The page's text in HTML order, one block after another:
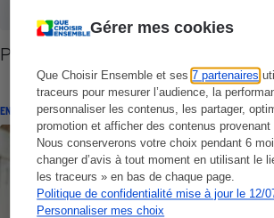
Gérer mes cookies
Que Choisir Ensemble et ses7 partenaires
traceurs pour mesurer l’audience, la
personnaliser les contenus, les partager,
promotion et afficher des contenus
Nous conserverons votre choix pendant 6
changer d’avis à tout moment en utilisant le
les traceurs » en bas de chaque page.
Politique de confidentialité mise à jour le 12/
Personnaliser mes choix
Pesticides - Dans la maison aussi
ENQUÊTE